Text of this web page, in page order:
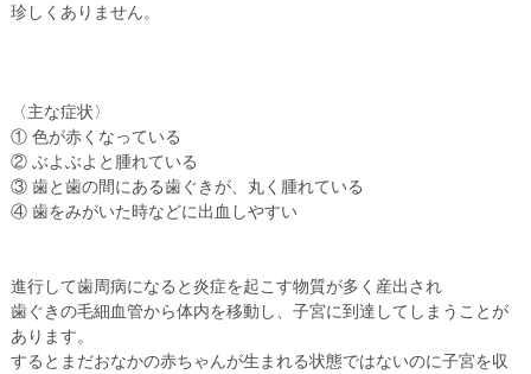
珍しくありません。
〈主な症状〉
① 色が赤くなっている
② ぶよぶよと腫れている
③ 歯と歯の間にある歯ぐきが、丸く腫れている
④ 歯をみがいた時などに出血しやすい
進行して歯周病になると炎症を起こす物質が多く産出され
歯ぐきの毛細血管から体内を移動し、子宮に到達してしまうことが
あります。
するとまだおなかの赤ちゃんが生まれる状態ではないのに子宮を収